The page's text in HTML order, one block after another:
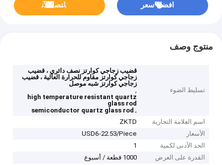
افضل سعر ﺎﺘﺼﻟ ﺍﻶﻧ
منتوج وصف
تسليط الضوء
قضيب زجاجي كوارتز نصف دائري ، قضيب
زجاجي كوارتز مقاوم للحرارة العالية ، قضيب
زجاجي كوارتز شبه موصل
,
high temperature resistant quartz
glass rod
,
semiconductor quartz glass rod
اسم العلامة التجارية
ZKTD
الأسعار
USD6-22.53/Piece
الحد الأدنى لكمية
1
القدرة على العرض
1000 قطعة / أسبوع